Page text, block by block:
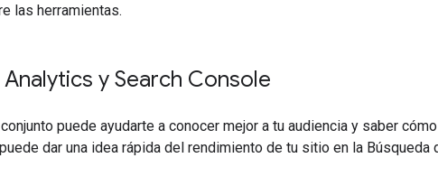
las herramientas.
y Search Console
conjunto puede ayudarte a conocer mejor a tu audiencia y saber
dar una idea rápida del rendimiento de tu sitio en la